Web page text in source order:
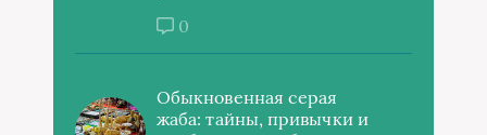
0
Обыкновенная серая
жаба: тайны, привычки и